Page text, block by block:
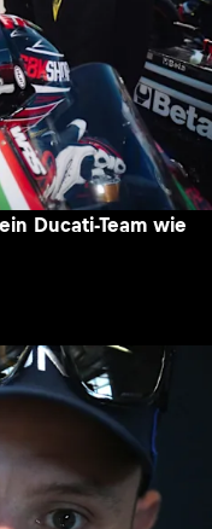
Ducati-Team wie